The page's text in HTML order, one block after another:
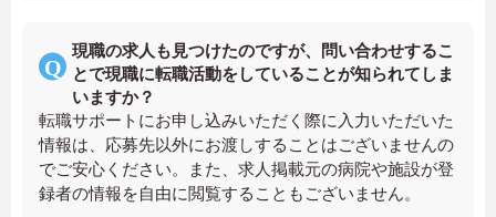
現職の求人も見つけたのですが、問い合わせするこ
とで現職に転職活動をしていることが知られてしま
いますか？
転職サポートにお申し込みいただく際に入力いただいた
情報は、応募先以外にお渡しすることはございませんの
でご安心ください。また、求人掲載元の病院や施設が登
録者の情報を自由に閲覧することもございません。